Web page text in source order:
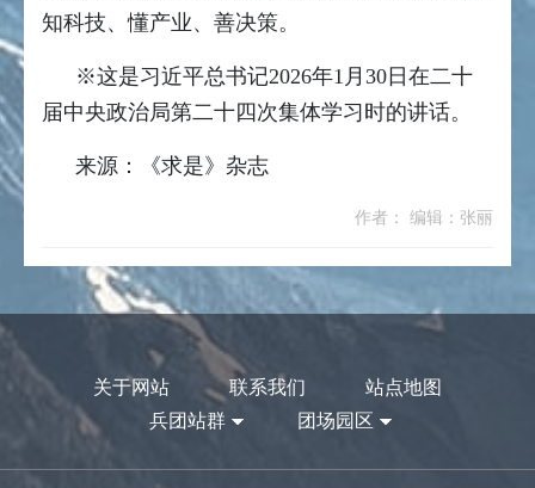
知科技、懂产业、善决策。
※这是习近平总书记2026年1月30日在二十
届中央政治局第二十四次集体学习时的讲话。
来源：《求是》杂志
作者： 编辑：张丽
关于网站 联系我们
站点地图
兵团站群
团场园区